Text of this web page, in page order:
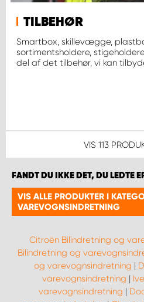
TILBEHØR
Smartbox, skillevægge,
sortimentsholdere,
del af det tilbehør, vi kan
VIS 113
FANDT DU IKKE DET, DU LEDTE
VIS ALLE PRODUKTER I
VAREVOGNSINDRETNING
Citroën Bilindretning og
Bilindretning og
og varevognsindretning |
varevognsindretning |
varevognsindretning |